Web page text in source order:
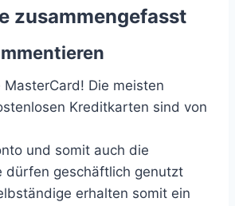
zusammengefasst
MasterCard! Die meisten
Kreditkarten sind von
und somit auch die
dürfen geschäftlich genutzt
erhalten somit ein